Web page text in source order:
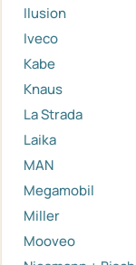
Ilusion
Iveco
Kabe
Knaus
La Strada
Laika
MAN
Megamobil
Miller
Mooveo